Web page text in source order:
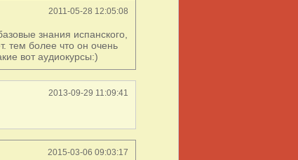
2011-05-28 12:05:08
знания испанского,
тем более что он очень
вот аудиокурсы:)
2013-09-29 11:09:41
2015-03-06 09:03:17